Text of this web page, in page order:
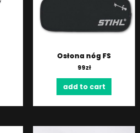
Osłona nóg FS
99zł
add to cart